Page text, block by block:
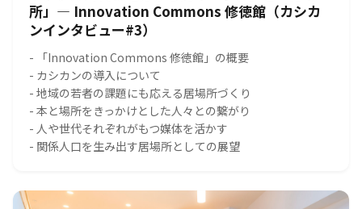
所」― Innovation Commons 修徳館（カシカ
ンインタビュー#3）
- 「Innovation Commons 修徳館」の概要
- カシカンの導入について
- 地域の若者の課題にも応える居場所づくり
- 本と場所をきっかけとした人々との繋がり
- 人や世代それぞれがもつ媒体を活かす
- 関係人口を生み出す居場所としての展望